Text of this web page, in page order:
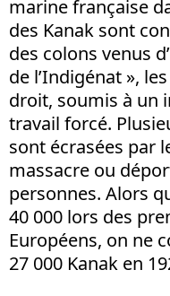
marine française
des Kanak sont
des colons venus
de l’Indigénat »,
droit, soumis à un
travail forcé.
sont écrasées par
massacre ou
personnes. Alors
40 000 lors des
Européens, on ne
27 000 Kanak en